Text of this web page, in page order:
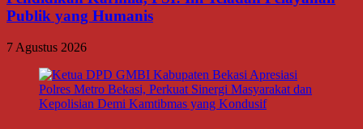
Publik yang Humanis
7 Agustus 2026